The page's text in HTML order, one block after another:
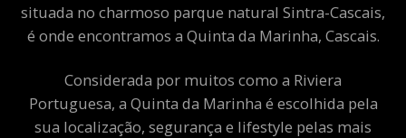
situada no charmoso parque natural Sintra-Cascais,
é onde encontramos a Quinta da Marinha, Cascais.
Considerada por muitos como a Riviera
Portuguesa, a Quinta da Marinha é escolhida pela
sua localização, segurança e lifestyle pelas mais